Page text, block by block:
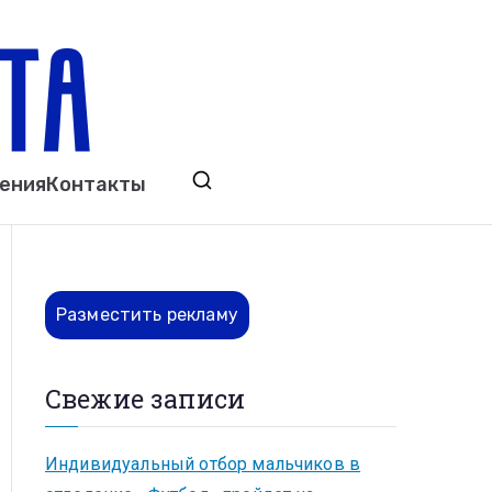
Выкса. Муром. Кулебаки. Навашино,
Контакты
Разместить рекламу
Свежие записи
Индивидуальный отбор мальчиков в